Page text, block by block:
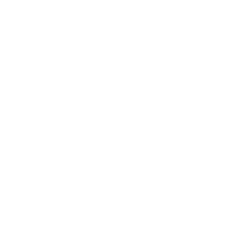
cui ha partecipato l’Istituto di Candiolo
Mathew Garnett del Sanger Institute
Unito.